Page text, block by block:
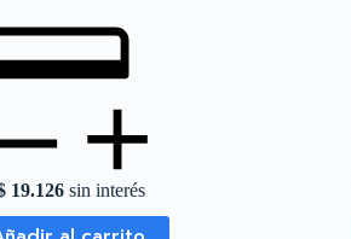
19.126 sin interés